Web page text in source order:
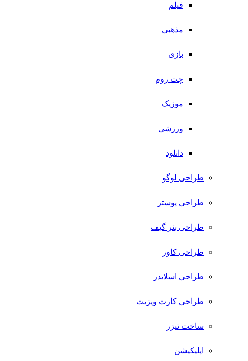
فیلم
مذهبی
بازی
چت روم
موزیک
ورزشی
دانلود
طراحی لوگو
طراحی پوستر
طراحی بنر گیف
طراحی کاور
طراحی اسلایدر
طراحی کارت ویزیت
ساخت تیزر
اپلیکیشن